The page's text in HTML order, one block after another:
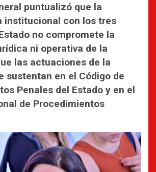
puntualizó que la
institucional con los tres
no compromete la
ni operativa de la
las actuaciones de la
sustentan en el Código de
Penales del Estado y en el
de Procedimientos